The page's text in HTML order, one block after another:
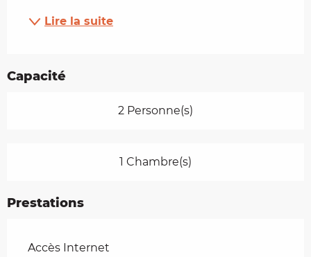
Lire la suite
Capacité
2 Personne(s)
1 Chambre(s)
Prestations
Accès Internet